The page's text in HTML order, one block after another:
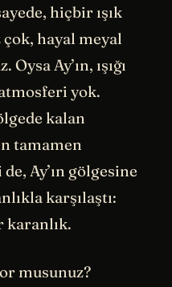
hiçbir ışık
çok, hayal meyal
Ay’ın, ışığı
yok.
kalan
tamamen
Ay’ın gölgesine
karşılaştı:
musunuz?